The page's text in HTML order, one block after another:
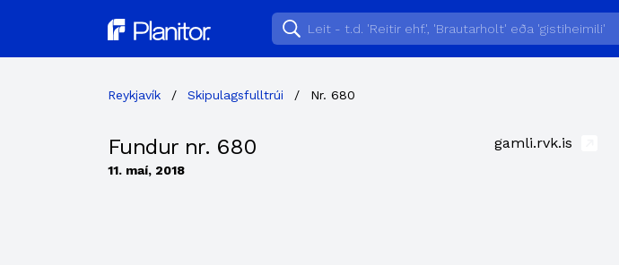
Planitor
Reykjavík / Skipulagsfulltrúi / Nr. 680
Fundur nr. 680
11. maí, 2018
gamli.rvk.is